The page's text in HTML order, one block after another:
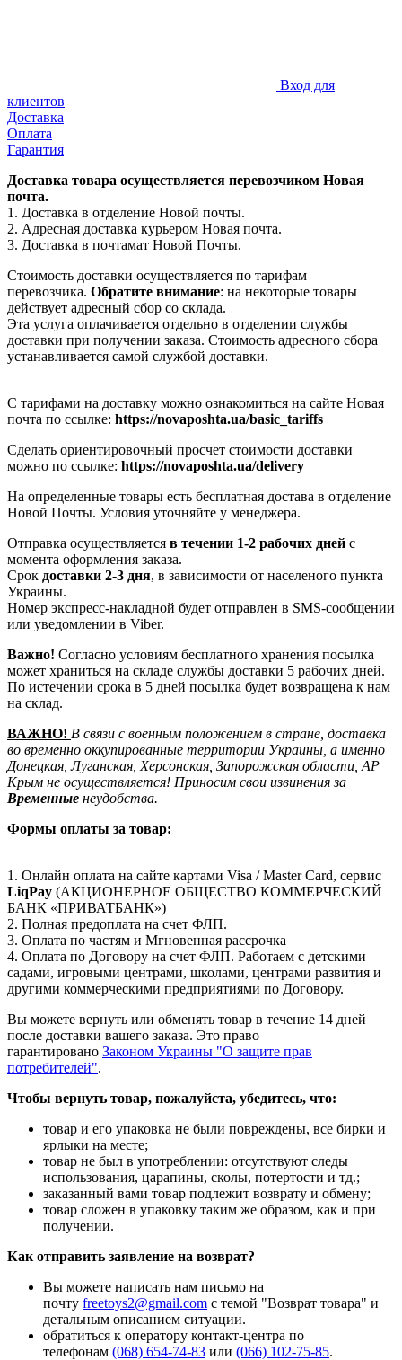
Вход для
клиентов
Доставка
Оплата
Гарантия
Доставка товара осуществляется перевозчиком Новая
почта.
1. Доставка в отделение Новой почты.
2. Адресная доставка курьером Новая почта.
3. Доставка в почтамат Новой Почты.
Стоимость доставки осуществляется по тарифам
перевозчика. Обратите внимание: на некоторые товары
действует адресный сбор со склада.
Эта услуга оплачивается отдельно в отделении службы
доставки при получении заказа. Стоимость адресного сбора
устанавливается самой службой доставки.
С тарифами на доставку можно ознакомиться на сайте Новая
почта по ссылке: https://novaposhta.ua/basic_tariffs
Сделать ориентировочный просчет стоимости доставки
можно по ссылке: https://novaposhta.ua/delivery
На определенные товары есть бесплатная достава в отделение
Новой Почты. Условия уточняйте у менеджера.
Отправка осуществляется в течении 1-2 рабочих дней с
момента оформления заказа.
Срок доставки 2-3 дня, в зависимости от населеного пункта
Украины.
Номер экспресс-накладной будет отправлен в SMS-сообщении
или уведомлении в Viber.
Важно! Согласно условиям бесплатного хранения посылка
может храниться на складе службы доставки 5 рабочих дней.
По истечении срока в 5 дней посылка будет возвращена к нам
на склад.
ВАЖНО! В связи с военным положением в стране, доставка
во временно оккупированные территории Украины, а именно
Донецкая, Луганская, Херсонская, Запорожская области, АР
Крым не осуществляется! Приносим свои извинения за
Временные неудобства.
Формы оплаты за товар:
1. Онлайн оплата на сайте картами Visa / Master Card, сервис
LiqPay (АКЦИОНЕРНОЕ ОБЩЕСТВО КОММЕРЧЕСКИЙ
БАНК «ПРИВАТБАНК»)
2. Полная предоплата на счет ФЛП.
3. Оплата по частям и Мгновенная рассрочка
4. Оплата по Договору на счет ФЛП. Работаем с детскими
садами, игровыми центрами, школами, центрами развития и
другими коммерческими предприятиями по Договору.
Вы можете вернуть или обменять товар в течение 14 дней
после доставки вашего заказа. Это право
гарантировано Законом Украины "О защите прав
потребителей".
Чтобы вернуть товар, пожалуйста, убедитесь, что:
товар и его упаковка не были повреждены, все бирки и
ярлыки на месте;
товар не был в употреблении: отсутствуют следы
использования, царапины, сколы, потертости и тд.;
заказанный вами товар подлежит возврату и обмену;
товар сложен в упаковку таким же образом, как и при
получении.
Как отправить заявление на возврат?
Вы можете написать нам письмо на
почту freetoys2@gmail.com c темой "Возврат товара" и
детальным описанием ситуации.
обратиться к оператору контакт-центра по
телефонам (068) 654-74-83 или (066) 102-75-85.